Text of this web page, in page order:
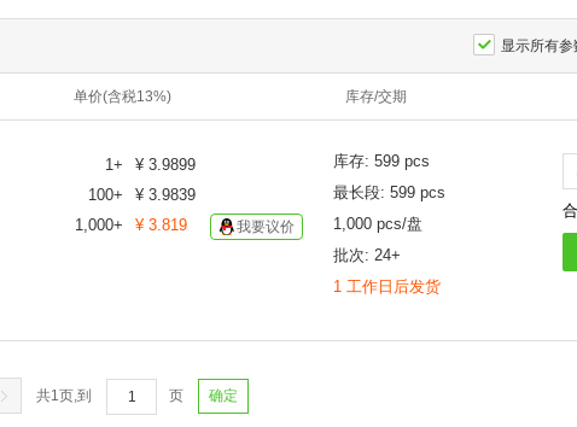
显示所有参
单价(含税13%) 库存/交期
1+ ¥ 3.9899
100+ ¥ 3.9839
1,000+ ¥ 3.819 我要议价
库存: 599 pcs
最长段: 599 pcs
1,000 pcs/盘
批次: 24+
1 工作日后发货
共1页,到 页 确定